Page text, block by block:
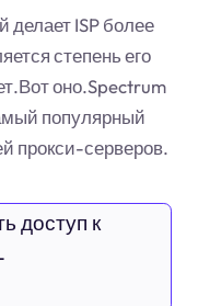
ISP более
степень его
оно.Spectrum
популярный
прокси-серверов.
доступ к